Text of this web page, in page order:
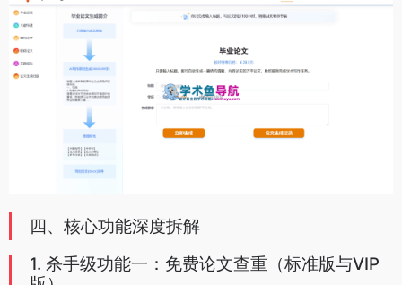
四、核心功能深度拆解
1. 杀手级功能一：免费论文查重（标准版与VIP